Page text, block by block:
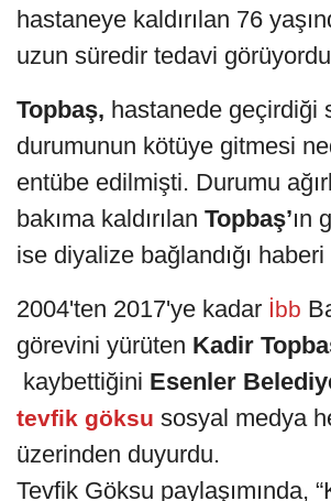
hastaneye kaldırılan 76
uzun süredir tedavi
Topbaş, hastanede geçirdiği
durumunun kötüye gitmesi
entübe edilmişti. Durumu
bakıma kaldırılan Topbaş’ın
ise diyalize bağlandığı
2004'ten 2017'ye kadar İbb
görevini yürüten Kadir
kaybettiğini Esenler
tevfik göksu sosyal medya
üzerinden duyurdu.
Tevfik Göksu paylaşımında,